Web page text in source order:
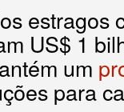
estragos
US$ 1
um
para